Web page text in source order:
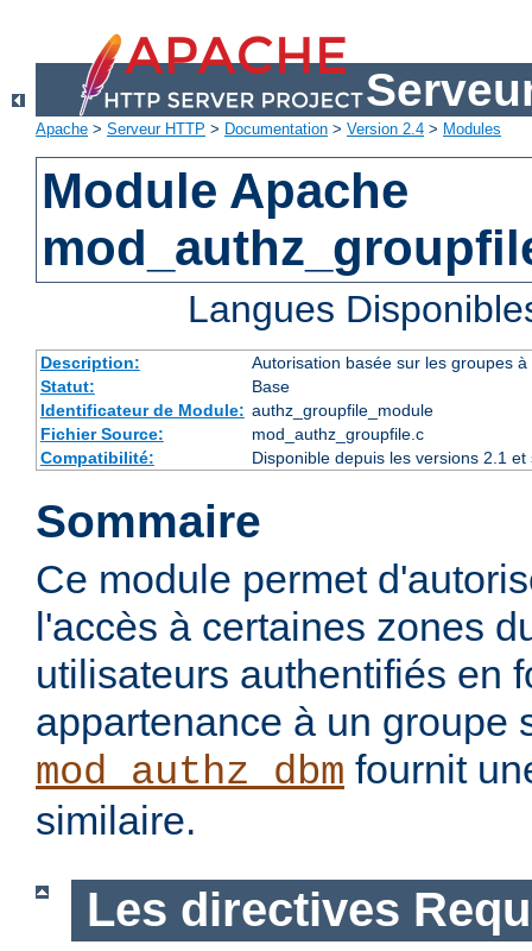
Apache > Serveur HTTP > Documentation > Version 2.4 > Modules
Module Apache
Langues
Description:
Autorisation basée sur les groupes
Statut:
Base
Identificateur de Module: authz_groupfile_module
Fichier Source:
mod_authz_groupfile.c
Compatibilité:
Disponible depuis les versions 2.1
Sommaire
Ce module permet
l'accès à certaines zones
utilisateurs authentifiés en
appartenance à un groupe
mod_authz_dbm fournit
similaire.
Les directives